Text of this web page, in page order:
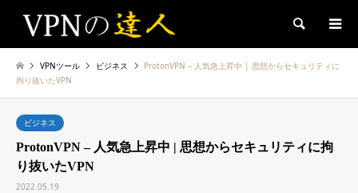
検索
VPNツール ビジネス
ProtonVPN – 人気急上昇中 | 思想からセキュリティに
拘り抜いたVPN
ビジネス
ProtonVPN – 人気急上昇中 | 思想からセキュリティに拘
り抜いたVPN
2022.05.19